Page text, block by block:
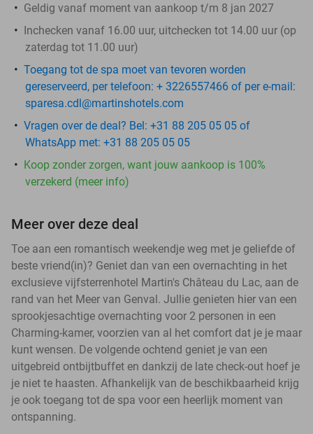
Geldig vanaf moment van aankoop t/m 8 jan 2027
Inchecken vanaf 16.00 uur, uitchecken tot 14.00 uur (op
zaterdag tot 11.00 uur)
Toegang tot de spa moet van tevoren worden
gereserveerd, per telefoon: + 3226557466 of per e-mail:
sparesa.cdl@martinshotels.com
Vragen over de deal? Bel: +31 88 205 05 05 of
WhatsApp met: +31 88 205 05 05
Koop zonder zorgen, want jouw aankoop is 100%
verzekerd (meer info)
Meer over deze deal
Toe aan een romantisch weekendje weg met je geliefde of
beste vriend(in)? Geniet dan van een overnachting in het
exclusieve vijfsterrenhotel Martin's Château du Lac, aan de
rand van het Meer van Genval. Jullie genieten hier van een
sprookjesachtige overnachting voor 2 personen in een
Charming-kamer, voorzien van al het comfort dat je je maar
kunt wensen. De volgende ochtend geniet je van een
uitgebreid ontbijtbuffet en dankzij de late check-out hoef je
je niet te haasten. Afhankelijk van de beschikbaarheid krijg
je ook toegang tot de spa voor een heerlijk moment van
ontspanning.